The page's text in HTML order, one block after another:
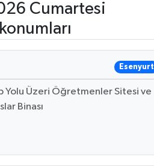
Cumartesi
Esenyurt
Yolu Üzeri Öğretmenler Sitesi ve
Binası